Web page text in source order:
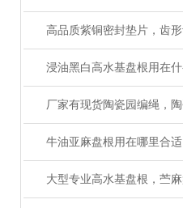
牛油亚麻盘根用在哪里合适